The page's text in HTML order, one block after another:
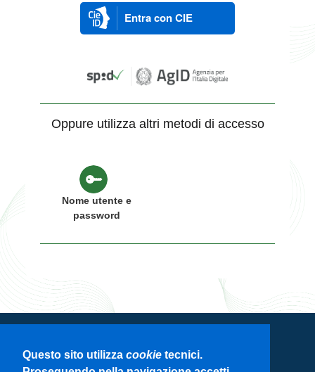
Questo sito utilizza cookie tecnici.
Entra con CIE
Oppure utilizza altri metodi di accesso
Nome utente e
password
Servizio di autenticazione di Regione
Lombardia